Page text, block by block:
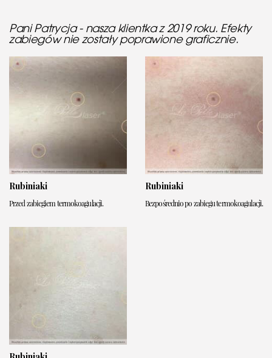
Pani Patrycja - nasza klientka z 2019 roku. Efekty
zabiegów nie zostały poprawione graficznie.
Rubiniaki
Przed zabiegiem termokoagulacji.
Rubiniaki
Bezpośrednio po zabiegu termokoagulacji.